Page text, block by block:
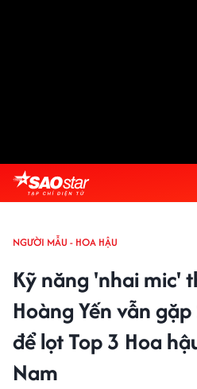
NGƯỜI MẪU - HOA HẬU
Kỹ năng 'nhai mic'
Hoàng Yến vẫn
để lọt Top 3 Hoa
Nam